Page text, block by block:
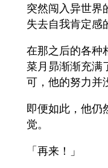
突然闯入异世界
失去自我肯定感
在那之后的各种
菜月昴渐渐充满
可，他的努力并
即便如此，他仍
觉。
「再来！」